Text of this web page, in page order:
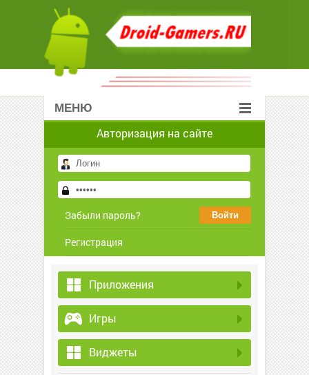
МЕНЮ
Авторизация на сайте
Забыли пароль?
Регистрация
Приложения
Игры
Виджеты